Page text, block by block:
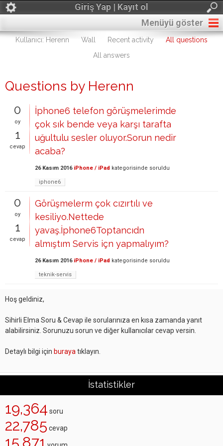
Giriş Yap | Kayıt ol
Menüyü göster
Kullanıcı: Herenn Wall Recent activity
All questions
All answers
Questions by Herenn
0
oy
1
cevap
İphone6 telefon görüşmelerimde
çok sık bende veya karşı tarafta
uğultulu sesler oluyor.Sorun nedir
acaba?
26 Kasım 2016 iPhone / iPad kategorisinde soruldu
iphone6
0
oy
1
cevap
Görüşmelerm çok cızırtılı ve
kesiliyo.Nettede
yavaş.İphone6Toptancıdn
almıştım Servis içn yapmalıyım?
26 Kasım 2016 iPhone / iPad kategorisinde soruldu
teknik-servis
Hoş geldiniz,
Sihirli Elma Soru & Cevap ile sorularınıza en kısa zamanda yanıt
alabilirsiniz. Sorunuzu sorun ve diğer kullanıcılar cevap versin.
Detaylı bilgi için buraya tıklayın.
İstatistikler
19,364 soru
22,785 cevap
15,871